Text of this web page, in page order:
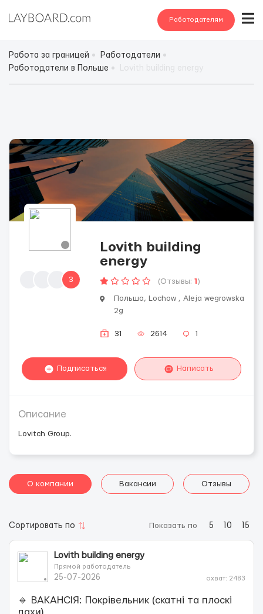
Работодателям
Работа за границей
Работодатели
Работодатели в Польше
3
Lovith building
energy
(Отзывы: 1 )
Польша, Lochow , Aleja wegrowska
2g
31 2614 1
Подписаться Написать
Описание
Lovitch Group.
О компании Вакансии Отзывы
Сортировать по Показать по 5 10 15
Lovith building energy
Прямой работодатель
25-07-2026 охват: 2483
🔹 ВАКАНСІЯ: Покрівельник (скатні та плоскі
дахи)